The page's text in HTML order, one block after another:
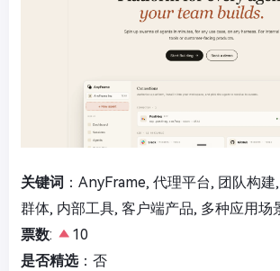
关键词 ：AnyFrame, 代理平台, 团队构
群体, 内部工具, 客户端产品, 多种应用场
票数:
10
是否精选：否